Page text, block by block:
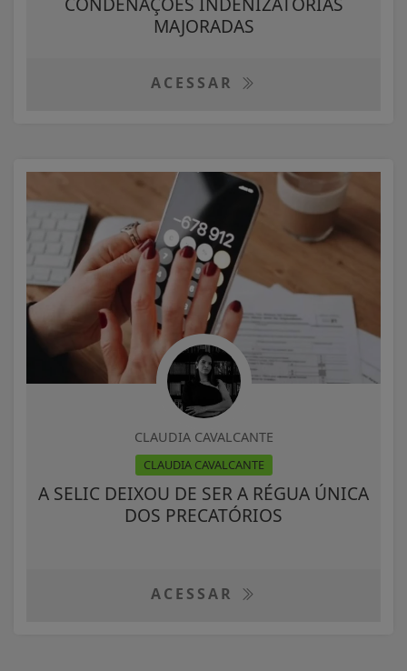
MAJORADAS
ACESSAR
CLAUDIA CAVALCANTE
CLAUDIA CAVALCANTE
A SELIC DEIXOU DE SER A RÉGUA ÚNICA
DOS PRECATÓRIOS
ACESSAR